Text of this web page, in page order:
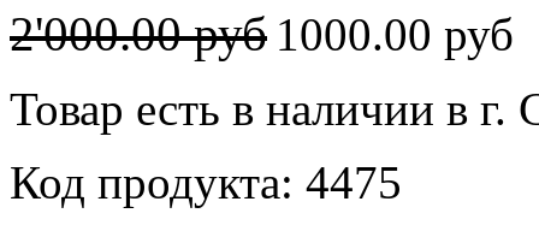
2'000.00 руб 1000.00 руб
Товар есть в наличии в
Код продукта: 4475